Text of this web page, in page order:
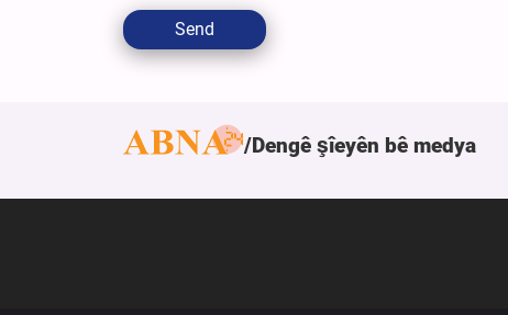
Send
Dengê şîeyên bê medya